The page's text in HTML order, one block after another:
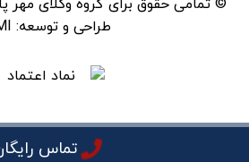
© تمامی حقوق برای گروه وکلای مهر
طراحی و توسعه:
تماس